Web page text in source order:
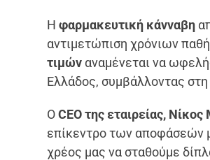
Ηφαρμακευτική κάνναβη
αντιμετώπιση χρόνιων
τιμών αναμένεται να
Ελλάδος, συμβάλλοντας
ΟCEO της εταιρείας,
επίκεντρο των αποφάσεών
χρέος μας να σταθούμε